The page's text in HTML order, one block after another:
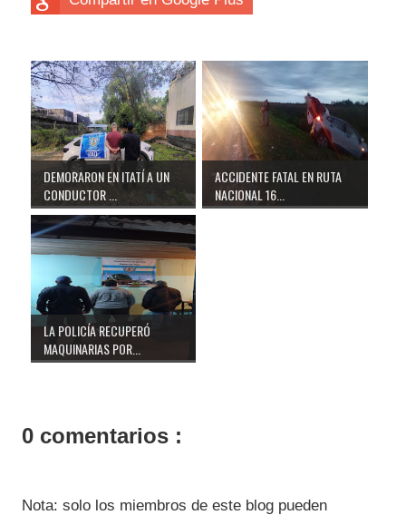
DEMORARON EN ITATÍ A UN
CONDUCTOR ...
ACCIDENTE FATAL EN RUTA
NACIONAL 16...
LA POLICÍA RECUPERÓ
MAQUINARIAS POR...
0 comentarios :
Nota: solo los miembros de este blog pueden